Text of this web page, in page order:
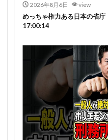
2026年8月6日 view
めっちゃ権力ある日本の省
17:00:14